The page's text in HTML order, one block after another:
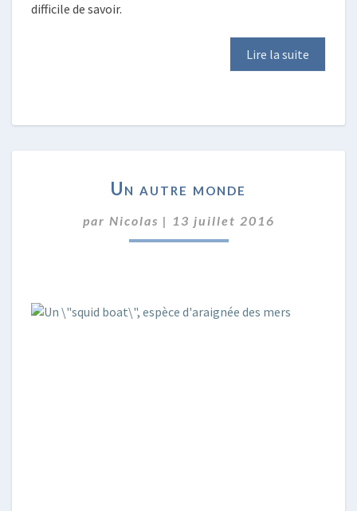
difficile de savoir.
Lire la suite
AUTRE
Un autre monde
par Nicolas | 13 juillet 2016